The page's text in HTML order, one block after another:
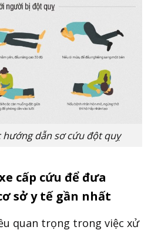
hướng dẫn sơ cứu đột quỵ
cấp cứu để đưa
sở y tế gần nhất
quan trọng trong việc xử